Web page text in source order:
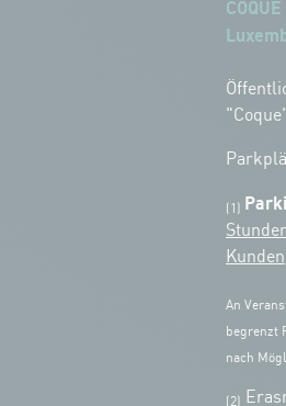
(1)
Kunden
An
begrenzt
nach
(2)